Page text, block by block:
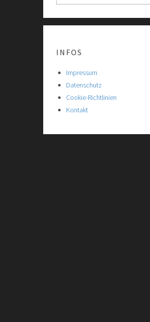
INFOS
Impressum
Datenschutz
Cookie-Richtlinien
Kontakt